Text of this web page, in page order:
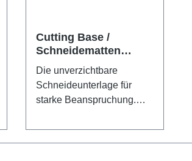
Cutting Base /
Schneidematten
60x90 cm
Die unverzichtbare
Schneideunterlage für
starke Beanspruchung.
ihre Sandwichstruktur und
das selbstverschließende